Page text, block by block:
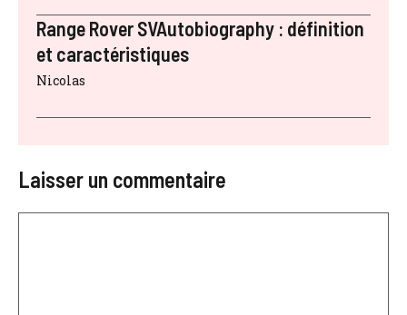
Range Rover SVAutobiography : définition
et caractéristiques
Nicolas
Laisser un commentaire